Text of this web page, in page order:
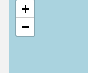
+
−